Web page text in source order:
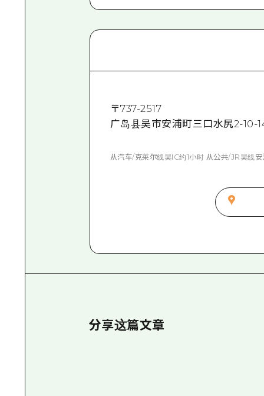
〒737-2517
广岛县吴市安浦町三口水尻2-10-
从汽车/克莱尔线吴IC约1小时 从公共/JR吴线
分享这篇文章